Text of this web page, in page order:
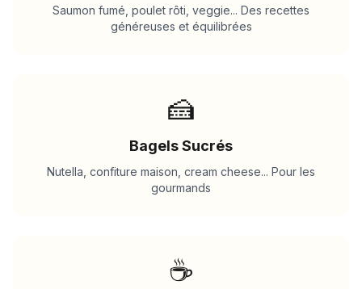
Saumon fumé, poulet rôti, veggie... Des recettes
généreuses et équilibrées
🍰
Bagels Sucrés
Nutella, confiture maison, cream cheese... Pour les
gourmands
☕